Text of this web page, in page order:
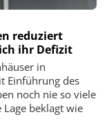
reduziert
ihr Defizit
in
Einführung des
noch nie so viele
beklagt wie